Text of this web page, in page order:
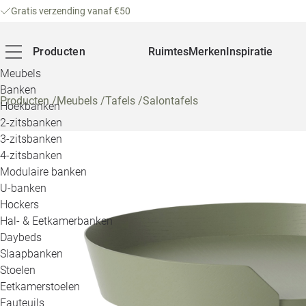
Gratis verzending vanaf €50
Producten
Meubels
Banken
Hoekbanken
2-zitsbanken
3-zitsbanken
4-zitsbanken
Modulaire banken
U-banken
Hockers
Hal- & Eetkamerbanken
Daybeds
Slaapbanken
Stoelen
Eetkamerstoelen
Fauteuils
RuimtesMerkenInspiratie
Producten/Meubels /Tafels /Salontafels